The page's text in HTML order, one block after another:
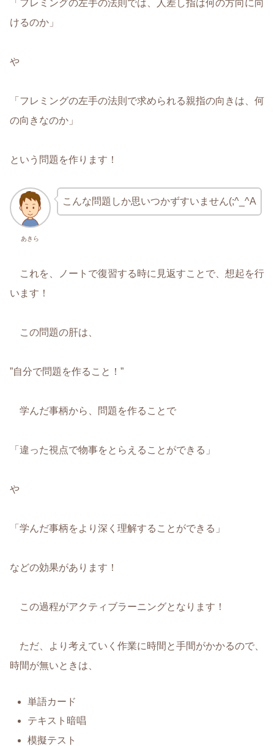
「フレミングの左手の法則では、人差し指は何の方向に向
けるのか」
や
「フレミングの左手の法則で求められる親指の向きは、何
の向きなのか」
という問題を作ります！
あきら
こんな問題しか思いつかずすいません(;^_^A
これを、ノートで復習する時に見返すことで、想起を行
います！
この問題の肝は、
”自分で問題を作ること！”
学んだ事柄から、問題を作ることで
「違った視点で物事をとらえることができる」
や
「学んだ事柄をより深く理解することができる」
などの効果があります！
この過程がアクティブラーニングとなります！
ただ、より考えていく作業に時間と手間がかかるので、
時間が無いときは、
単語カード
テキスト暗唱
模擬テスト